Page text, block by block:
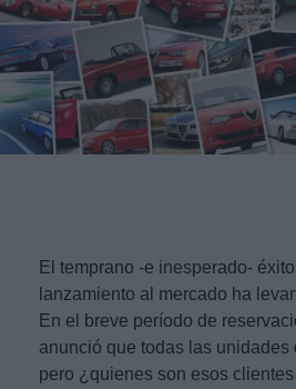
El temprano -e inesperado-
lanzamiento al mercado ha
En el breve período de
anunció que todas las unidades
pero ¿quienes son esos